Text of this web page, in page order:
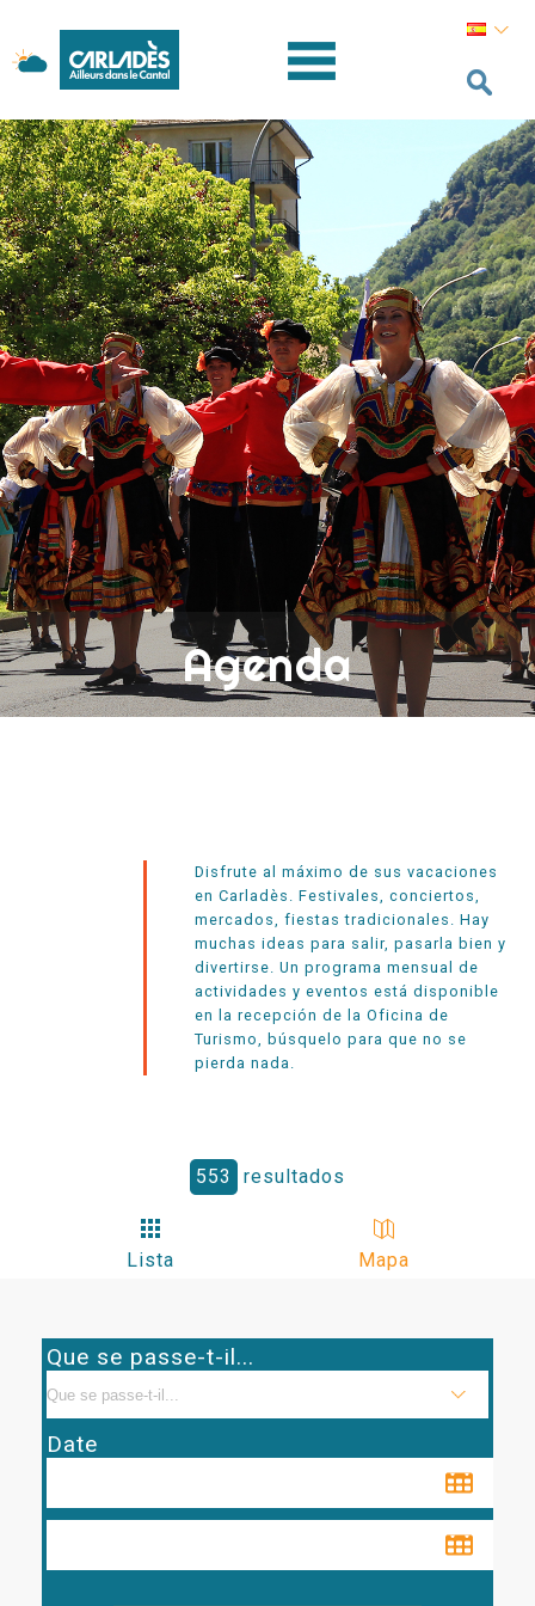
Agenda
Disfrute al máximo de sus vacaciones
en Carladès. Festivales, conciertos,
mercados, fiestas tradicionales. Hay
muchas ideas para salir, pasarla bien y
divertirse. Un programa mensual de
actividades y eventos está disponible
en la recepción de la Oficina de
Turismo, búsquelo para que no se
pierda nada.
553 resultados
Lista Mapa
Que se passe-t-il...
Date